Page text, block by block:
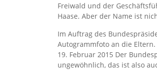
Freiwald und der
Haase. Aber der Name ist
Im Auftrag des
Autogrammfoto an die
19. Februar 2015 Der
ungewöhnlich, das ist also